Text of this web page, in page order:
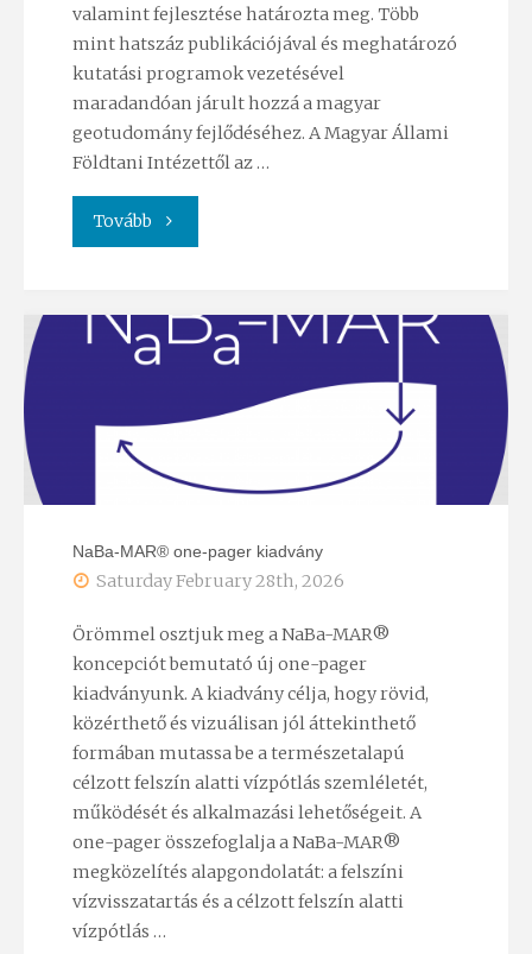
valamint fejlesztése határozta meg. Több
mint hatszáz publikációjával és meghatározó
kutatási programok vezetésével
maradandóan járult hozzá a magyar
geotudomány fejlődéséhez. A Magyar Állami
Földtani Intézettől az …
Tovább "100
született
Viktor"
NaBa-MAR® one-pager kiadvány
Saturday February 28th, 2026
Örömmel osztjuk meg a NaBa-MAR®
koncepciót bemutató új one-pager
kiadványunk. A kiadvány célja, hogy rövid,
közérthető és vizuálisan jól áttekinthető
formában mutassa be a természetalapú
célzott felszín alatti vízpótlás szemléletét,
működését és alkalmazási lehetőségeit. A
one-pager összefoglalja a NaBa-MAR®
megközelítés alapgondolatát: a felszíni
vízvisszatartás és a célzott felszín alatti
vízpótlás …